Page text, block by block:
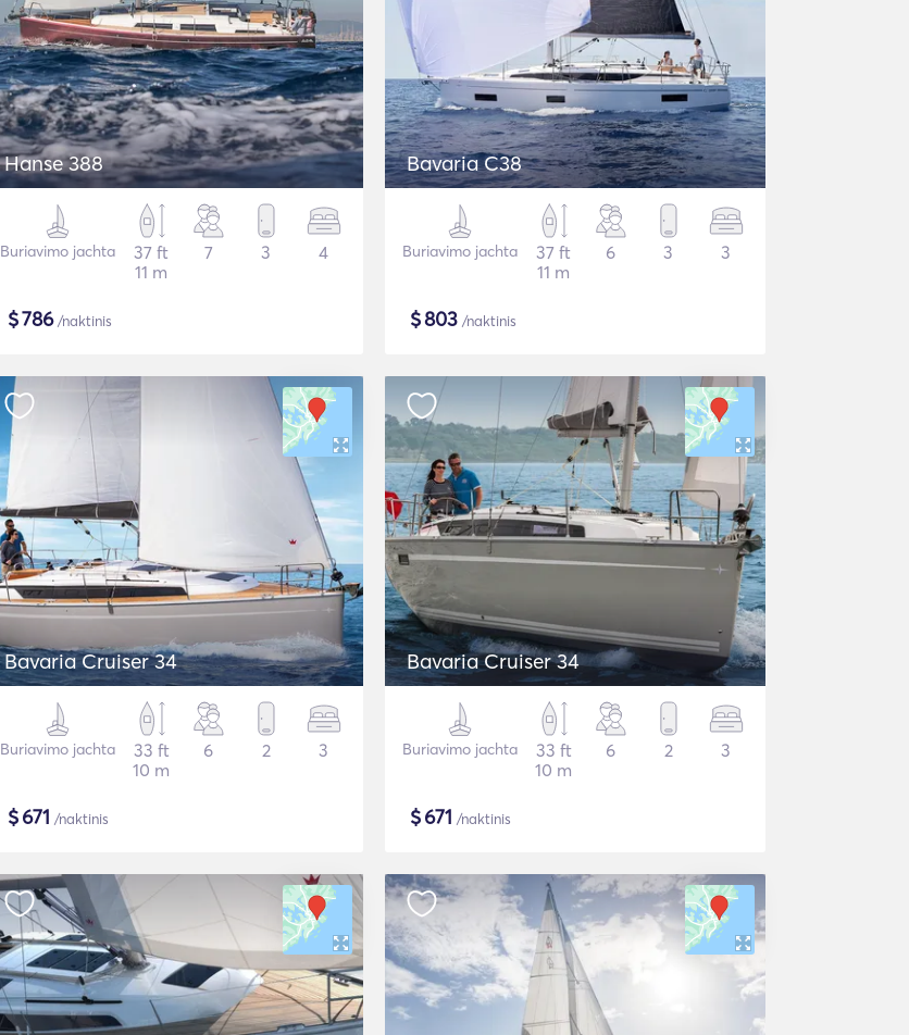
Hanse 388
Buriavimo jachta
37 ft
11 m
7 3 4
$786/naktinis
Bavaria C38
Buriavimo jachta
37 ft
11 m
6 3 3
$803 /naktinis
Bavaria Cruiser 34
Buriavimo jachta
33 ft
10 m
6 2 3
$671 /naktinis
Bavaria Cruiser 34
Buriavimo jachta
33 ft
10 m
6 2 3
$671 /naktinis